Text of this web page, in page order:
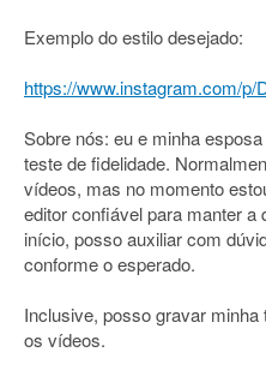
Exemplo do estilo desejado:
https://www.instagram.com/p/
Sobre nós: eu e minha
teste de fidelidade.
vídeos, mas no momento
editor confiável para manter a
início, posso auxiliar com
conforme o esperado.
Inclusive, posso gravar
os vídeos.